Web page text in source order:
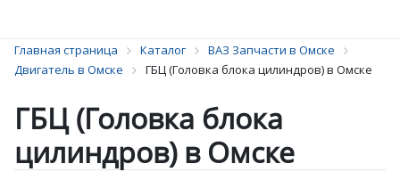
Главная страница Каталог
ВАЗ Запчасти в Омске
Двигатель в Омске
ГБЦ (Головка блока цилиндров) в Омске
ГБЦ (Головка блока
цилиндров) в Омске